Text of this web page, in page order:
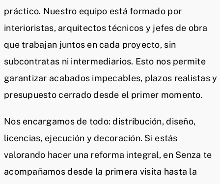
práctico. Nuestro equipo está formado por
interioristas, arquitectos técnicos y jefes de obra
que trabajan juntos en cada proyecto, sin
subcontratas ni intermediarios. Esto nos permite
garantizar acabados impecables, plazos realistas y
presupuesto cerrado desde el primer momento.
Nos encargamos de todo: distribución, diseño,
licencias, ejecución y decoración. Si estás
valorando hacer una reforma integral, en Senza te
acompañamos desde la primera visita hasta la